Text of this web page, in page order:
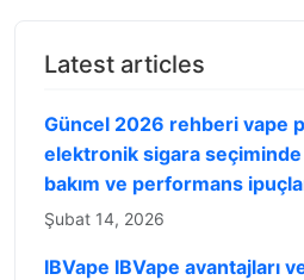
Latest articles
Güncel 2026 rehberi vape
elektronik sigara
bakım ve performans
Şubat 14, 2026
IBVape IBVape avantajları